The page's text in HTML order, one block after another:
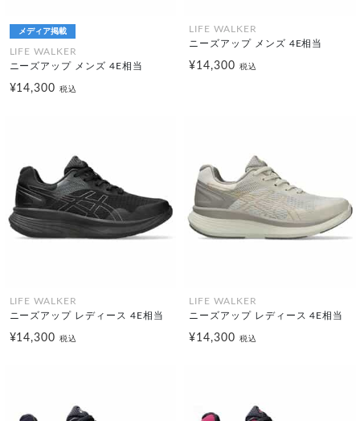
メディア掲載
LIFE WALKER
ニーズアップ メンズ 4E相当
¥14,300税込
LIFE WALKER
ニーズアップ メンズ 4E相当
¥14,300 税込
LIFE WALKER
ニーズアップ レディース 4E相当
¥14,300税込
LIFE WALKER
ニーズアップ レディース 4E相当
¥14,300 税込